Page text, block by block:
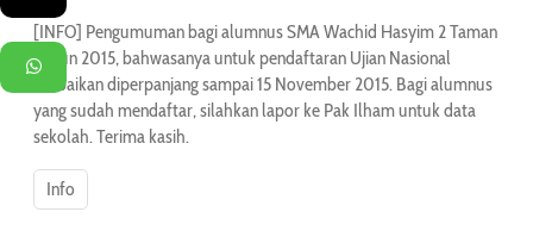
[INFO] Pengumuman bagi alumnus SMA Wachid Hasyim 2 Taman
Tahun 2015, bahwasanya untuk pendaftaran Ujian Nasional
Perbaikan diperpanjang sampai 15 November 2015. Bagi alumnus
yang sudah mendaftar, silahkan lapor ke Pak Ilham untuk data
sekolah. Terima kasih.
Info
WhatsApp